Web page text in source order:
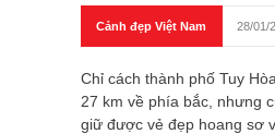
Cảnh đẹp Việt Nam 28/01/
Chỉ cách thành phố Tuy
27 km về phía bắc, nhưng
giữ được vẻ đẹp hoang sơ